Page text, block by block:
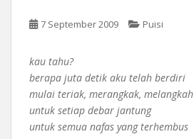
7 September 2009 Puisi
kau tahu?
berapa juta detik aku telah berdiri
mulai teriak, merangkak, melangkah
untuk setiap debar jantung
untuk semua nafas yang terhembus